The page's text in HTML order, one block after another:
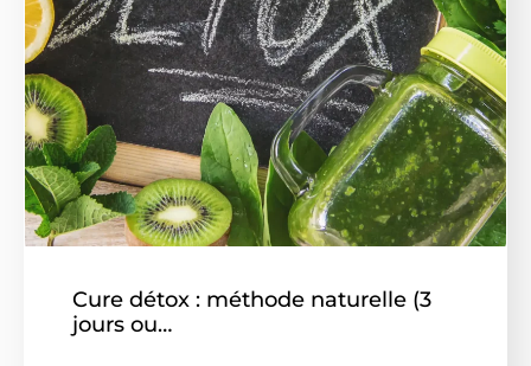
Cure détox : méthode naturelle (3
jours ou…